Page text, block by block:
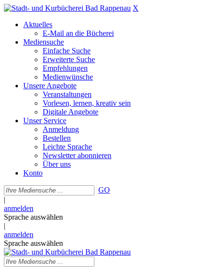
X
Aktuelles
E-Mail an die Bücherei
Mediensuche
Einfache Suche
Erweiterte Suche
Empfehlungen
Medienwünsche
Unsere Angebote
Veranstaltungen
Vorlesen, lernen, kreativ sein
Digitale Angebote
Unser Service
Anmeldung
Bestellen
Leichte Sprache
Newsletter abonnieren
Über uns
Konto
GO
|
anmelden
Sprache auswählen
|
anmelden
Sprache auswählen